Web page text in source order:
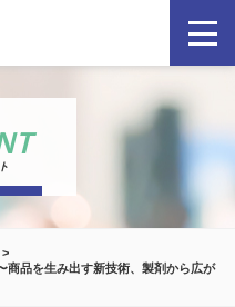
商品を生み出す新技術、製剤から広が